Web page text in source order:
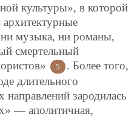
культуры», в которой
музыка, ни романы,
смертельный
5
. Более того,
длительного
направлений зародилась
— аполитичная,